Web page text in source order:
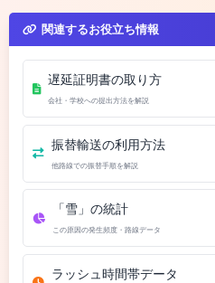
関連するお役立ち情報
遅延証明書の取り方
会社・学校への提出方法を解説
振替輸送の利用方法
他路線での振替手順を解説
「雪」の統計
この原因の発生頻度・路線データ
ラッシュ時間帯データ